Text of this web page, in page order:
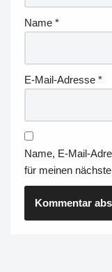
Name *
E-Mail-Adresse *
Name, E-Mail-
für meinen